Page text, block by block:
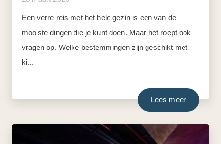
Een verre reis met het hele gezin is een van de
mooiste dingen die je kunt doen. Maar het roept ook
vragen op. Welke bestemmingen zijn geschikt met
ki...
Lees meer